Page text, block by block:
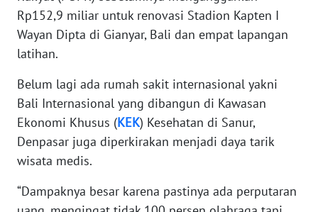
Rp152,9 miliar untuk renovasi Stadion Kapten I
Wayan Dipta di Gianyar, Bali dan empat lapangan
latihan.
Belum lagi ada rumah sakit internasional yakni
Bali Internasional yang dibangun di Kawasan
Ekonomi Khusus (KEK) Kesehatan di Sanur,
Denpasar juga diperkirakan menjadi daya tarik
wisata medis.
“Dampaknya besar karena pastinya ada perputaran
WN
SUMSEL
WN
BENGKULU
WN
LAMPUNG
WN
JATENG